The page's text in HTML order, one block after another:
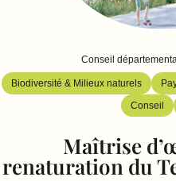
Conseil
Biodiversité & Milieux naturels
Conseil
Maîtrise
renaturation du